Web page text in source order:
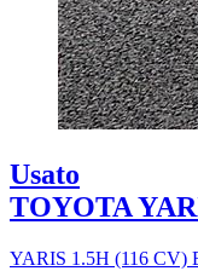
Usato
TOYOTA
YARIS 1.5H (116 CV)